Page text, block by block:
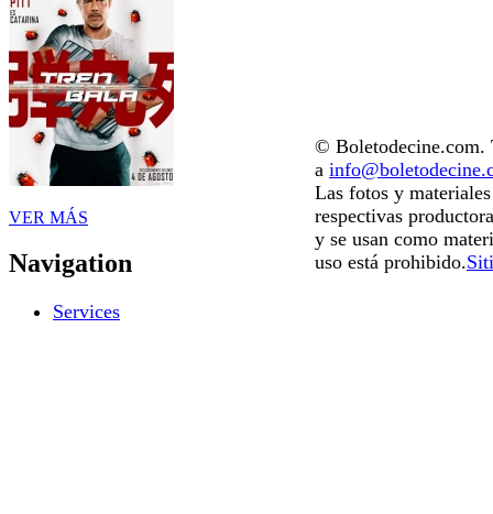
VER MÁS
Navigation
Services
© Boletodecine.com.
a
Las fotos y
respectivas
y se usan como
uso está prohibido.